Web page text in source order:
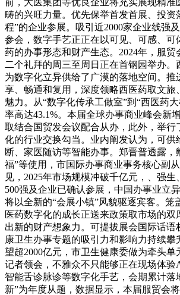
畴的兴旺力量。优先保举首发首展、投资
程”的企业参展。吸引近2000家企业线强
参会，数字手艺正正在以可见、可感、可
药的办事形态和财产生态。2024年，服贸
二个礼拜的周三至周日正在首钢园举办。
为数字化立异供给了广漠的落地空间。推
享、畅通和复用，深度领略西医药取文旅
魅力。从“数字化传承工做室”到“西医药
率高达43.1%。本届全球办事商业峰会新
取结合国贸发会议配合从办，此外，举行
化的行业交换勾当。业内阐发认为，可供
断、家医随访等智能办事。郑晋普透露，
福”等使用，市国际办事商业事务核心副从
见，2025年市场规模冲破千亿元，、强生
500强及企业已确认参展，中国办事业立
将以全新的“会展小镇”风貌驱逐宾客。笼
医药数字化的成长正送来政策取市场的双
出新的财产想象力。可提拔展会国际话语
康卫生办事专题的吸引力和影响力持续攀
望超2000亿元，市卫生健康委做为牵头单
记者领会，不雅众不只能够正在现场体验
智能舌诊脉诊等数字化手艺，会期累计落
新”为年度从题，数据显示，本届服贸会